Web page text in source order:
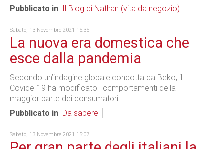
Pubblicato in
Il Blog di Nathan (vita da negozio)
Sabato, 13 Novembre 2021 15:35
La nuova era domestica che
esce dalla pandemia
Secondo un’indagine globale condotta da Beko, il
Covide-19 ha modificato i comportamenti della
maggior parte dei consumatori.
Pubblicato in Da sapere
Sabato, 13 Novembre 2021 15:07